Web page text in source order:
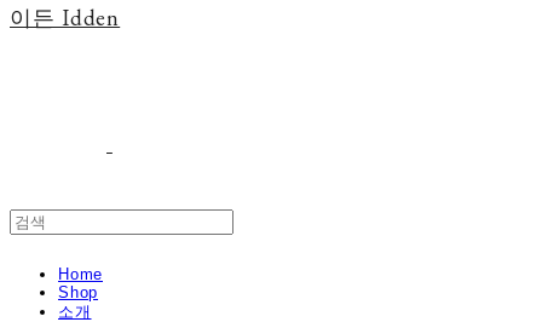
이든 Idden
Home
Shop
소개